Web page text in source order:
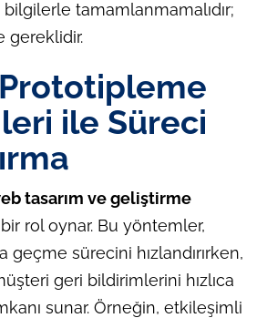
bilgilerle tamamlanmamalıdır;
gereklidir.
ile Süreci
tasarım ve geliştirme
rol oynar. Bu yöntemler,
geçme sürecini hızlandırırken,
geri bildirimlerini hızlıca
sunar. Örneğin, etkileşimli